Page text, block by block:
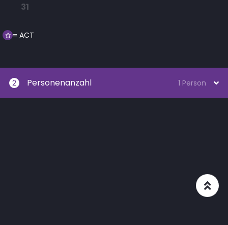
31
= ACT
2 Personenanzahl 1 Person